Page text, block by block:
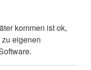
kommen ist ok,
eigenen